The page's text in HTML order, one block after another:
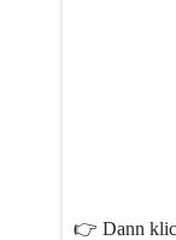
👉 Dann